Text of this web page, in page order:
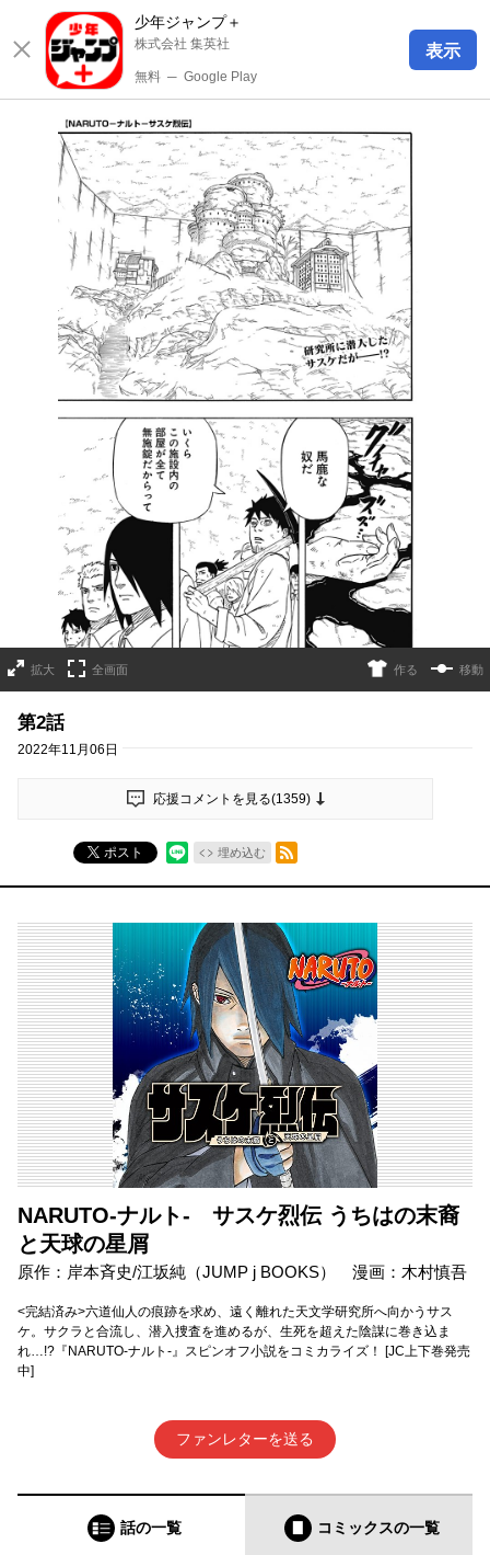
少年ジャンプ＋
株式会社 集英社
無料 ─ Google Play
表示
拡大 全画面 作る 移動
第2話
2022年11月06日
応援コメントを見る(1359)
ポスト 埋め込む
RSSフィード
NARUTO-ナルト- サスケ烈伝 うちはの末裔
と天球の星屑
原作：岸本斉史/江坂純（JUMP j BOOKS） 漫画：木村慎吾
<完結済み>六道仙人の痕跡を求め、遠く離れた天文学研究所へ向かうサス
ケ。サクラと合流し、潜入捜査を進めるが、生死を超えた陰謀に巻き込ま
れ…!?『NARUTO-ナルト-』スピンオフ小説をコミカライズ！ [JC上下巻発売
中]
ファンレターを送る
話の一覧 コミックスの一覧